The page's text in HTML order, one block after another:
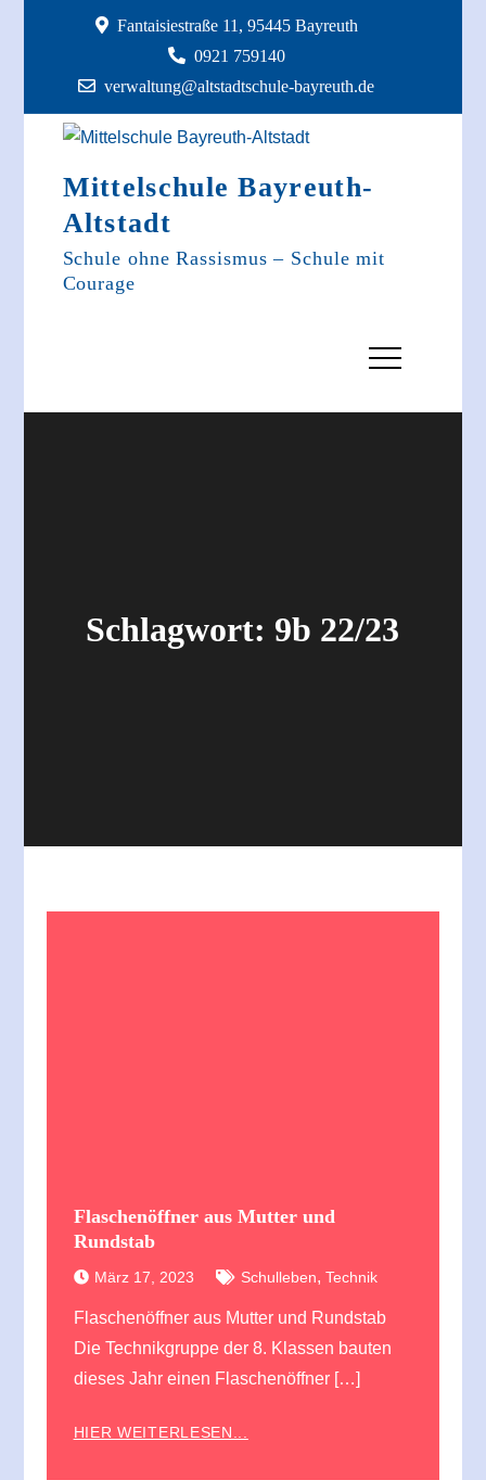
Fantaisiestraße 11, 95445 Bayreuth
0921 759140
verwaltung@altstadtschule-bayreuth.de
Mittelschule Bayreuth-
Altstadt
Schule ohne Rassismus – Schule mit
Courage
Schlagwort: 9b 22/23
Flaschenöffner aus Mutter und
Rundstab
März 17, 2023 Schulleben, Technik
Flaschenöffner aus Mutter und Rundstab
Die Technikgruppe der 8. Klassen bauten
dieses Jahr einen Flaschenöffner […]
HIER WEITERLESEN...